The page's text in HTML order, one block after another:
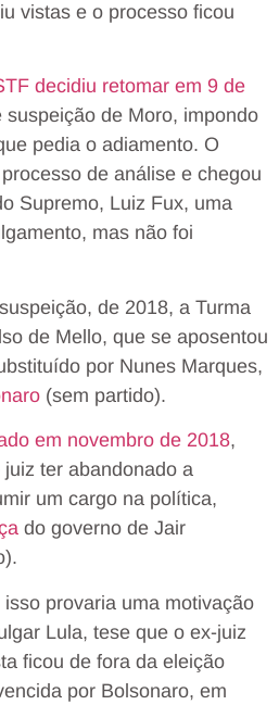
vistas e o processo ficou
decidiu retomar em 9 de
suspeição de Moro, impondo
pedia o adiamento. O
de análise e chegou
Supremo, Luiz Fux, uma
mas não foi
de 2018, a Turma
de Mello, que se aposentou
por Nunes Marques,
(sem partido).
em novembro de 2018,
ter abandonado a
um cargo na política,
do governo de Jair
provaria uma motivação
Lula, tese que o ex-juiz
ficou de fora da eleição
por Bolsonaro, em